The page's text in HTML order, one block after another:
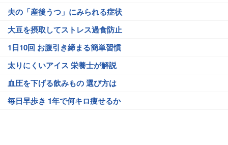
夫の「産後うつ」にみられる症状
大豆を摂取してストレス過食防止
1日10回 お腹引き締まる簡単習慣
太りにくいアイス 栄養士が解説
血圧を下げる飲みもの 選び方は
毎日早歩き 1年で何キロ痩せるか